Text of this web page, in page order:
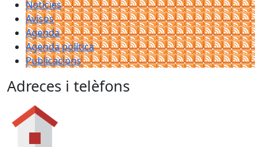
Notícies
Avisos
Agenda
Agenda política
Publicacions
Adreces i telèfons